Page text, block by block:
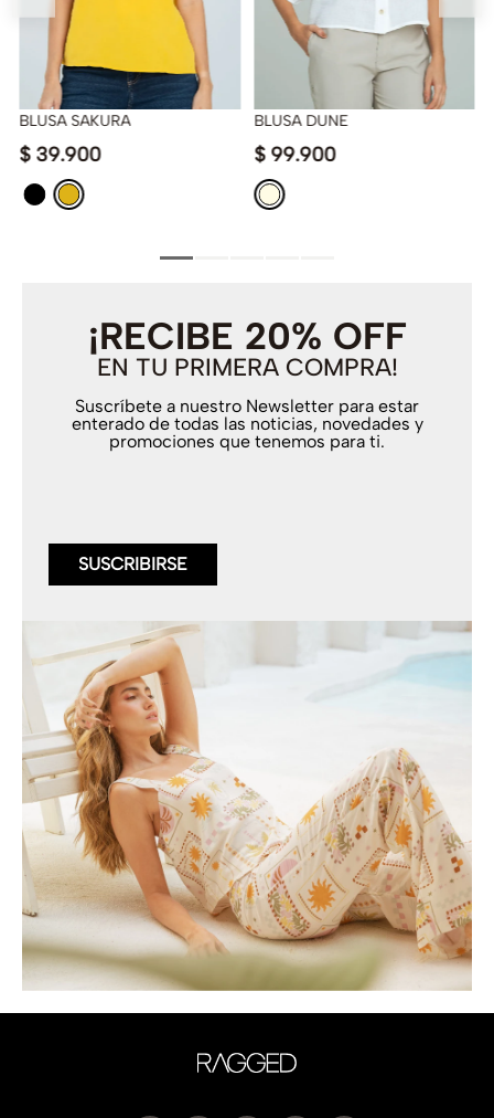
BLUSA SAKURA
$ 39.900
BLUSA DUNE
$ 99.900
¡RECIBE 20% OFF
EN TU PRIMERA COMPRA!
Suscríbete a nuestro Newsletter para estar
enterado de todas las noticias, novedades y
promociones que tenemos para ti.
SUSCRIBIRSE